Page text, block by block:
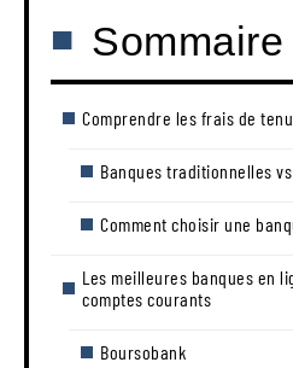
Sommaire
Comprendre les frais de
Banques traditionnelles
Comment choisir une
Les meilleures banques en
comptes courants
Boursobank